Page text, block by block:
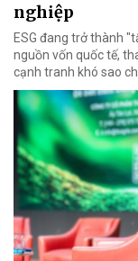
nghiệp
ESG đang trở thành
nguồn vốn quốc tế,
cạnh tranh khó sao